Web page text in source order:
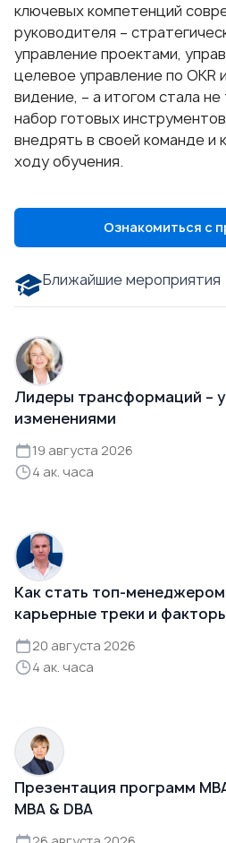
ключевых компетенций
руководителя –
управление проектами,
целевое управление по OKR
видение, – а итогом стала
набор готовых
внедрять в своей команде и
ходу обучения.
Ознакомиться с
Ближайшие мероприятия
Лидеры трансформаций –
изменениями
19 августа 2026
4 ак. часа
Как стать топ-
карьерные треки и
20 августа 2026
4 ак. часа
Презентация программ
MBA & DBA